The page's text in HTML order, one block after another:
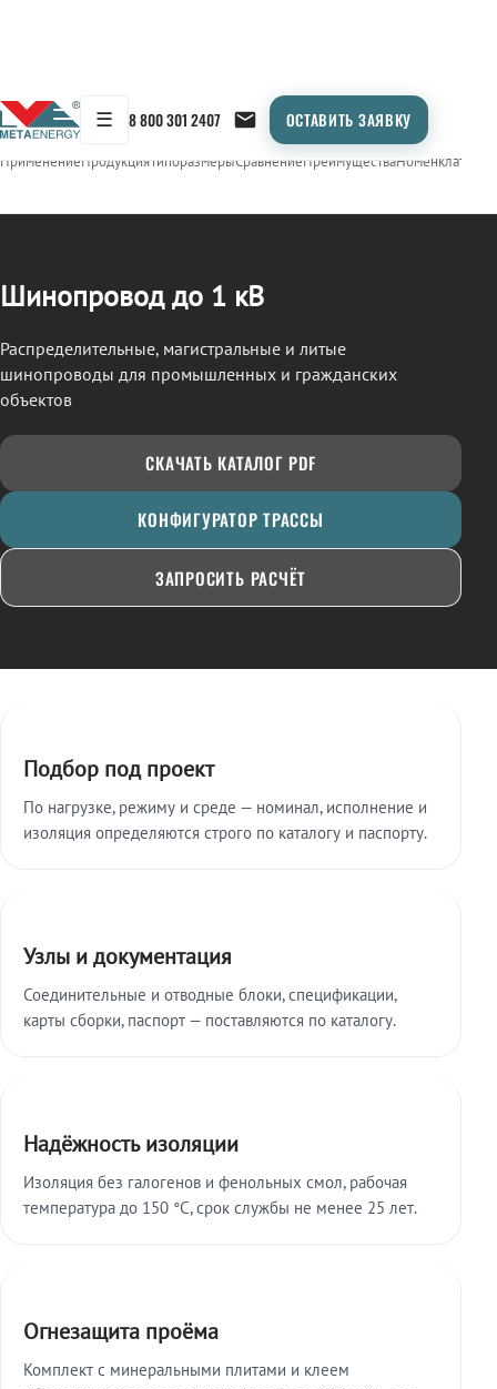
☰ 8 800 301 2407 ОСТАВИТЬ ЗАЯВКУ
← Продукция/ШИНОПРОВОД
ПрименениеПродукцияТипоразмерыСравнениеПреимуществаНоменклатура
Шинопровод до 1 кВ
Распределительные, магистральные и литые
шинопроводы для промышленных и гражданских
объектов
СКАЧАТЬ КАТАЛОГ PDF
КОНФИГУРАТОР ТРАССЫ
ЗАПРОСИТЬ РАСЧЁТ
Подбор под проект
По нагрузке, режиму и среде — номинал, исполнение и
изоляция определяются строго по каталогу и паспорту.
Узлы и документация
Соединительные и отводные блоки, спецификации,
карты сборки, паспорт — поставляются по каталогу.
Надёжность изоляции
Изоляция без галогенов и фенольных смол, рабочая
температура до 150 °C, срок службы не менее 25 лет.
Огнезащита проёма
Комплект с минеральными плитами и клеем